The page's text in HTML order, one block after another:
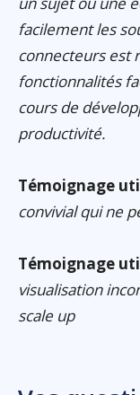
facilement les
connecteurs est
fonctionnalités
cours de
productivité.
Témoignage
convivial qui ne
Témoignage
visualisation
scale up